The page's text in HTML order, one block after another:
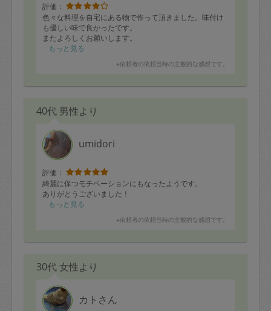
評価：
色々な料理を自宅にある物で作って頂きました。味付け
も優しい味で良かったです。
またよろしくお願いします。
もっと見る
※依頼者の依頼当時の主観的な感想です。
40代 男性より
umidori
評価：
綺麗に保つモチベーションにもなったようです。
ありがとうございました！
もっと見る
※依頼者の依頼当時の主観的な感想です。
30代 女性より
カトさん